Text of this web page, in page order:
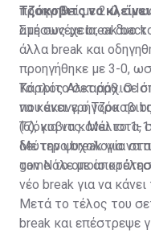
Τζόκοβιτς να
προηγηθεί με 2-0,
αμέσως με break back
Στη συνέχεια, οι δυο
άλλα break και
προηγήθηκε με 3-0,
Κάρλος Αλκαράθ. Ο
που έκανε ο
(6), για να κάνει το 1-
Το τρίτο σετ άρχισε
να κάνει γρήγορα το
Τζόκοβιτς. Μάλιστα,
δεύτερο break για να
game το οποίο
Με την ψυχολογία
τον Νόλε με
νέο break για να
Μετά το τέλος του
break και επέστρεψε